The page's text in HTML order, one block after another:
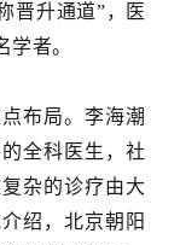
晋升通道”，医
者。
布局。李海潮
全科医生，社
杂的诊疗由大
绍，北京朝阳